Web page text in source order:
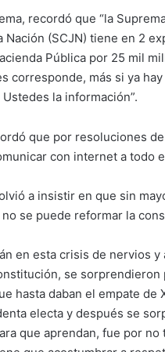
recordó que “la
Nación (SCJN) tiene en 2
Pública por 25 mil
corresponde, más si ya
la información”.
que por resoluciones
con internet a todo
a insistir en que sin
se puede reformar la
en esta crisis de nervios y
se sorprendieron
hasta daban el empate de
electa y después se
que aprendan, fue por